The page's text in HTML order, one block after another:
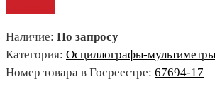
Наличие: По запросу
Категория: Осциллографы-
Номер товара в Госреестре: 67694-17